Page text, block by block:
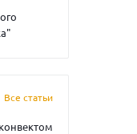
Все статьи